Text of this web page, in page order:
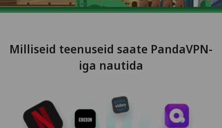
Milliseid teenuseid saate PandaVPN-
iga nautida